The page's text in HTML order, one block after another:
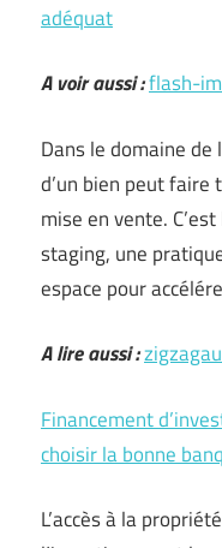
adéquat
A voir aussi :flash-
Dans le domaine
d’un bien peut
mise en vente.
staging, une
espace pour
A lire aussi :
Financement
choisir la bonne
L’accès à la